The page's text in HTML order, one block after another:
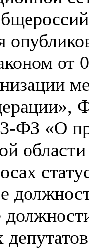
ФЗ «О